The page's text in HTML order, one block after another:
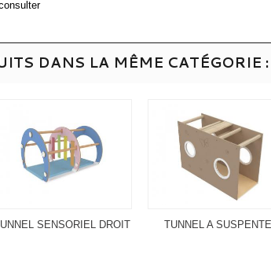
DANS LA MÊME CATÉGORIE :
SENSORIEL DROIT TUNNEL A SUSPENTE